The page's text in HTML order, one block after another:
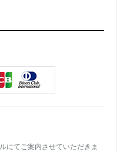
にてご案内させていただきま